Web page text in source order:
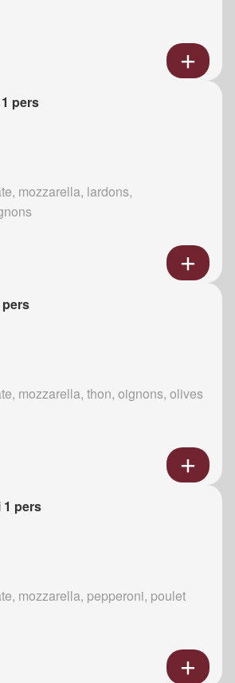
pers
mozzarella, lardons,
pers
mozzarella, thon, oignons, olives
1 pers
mozzarella, pepperoni, poulet